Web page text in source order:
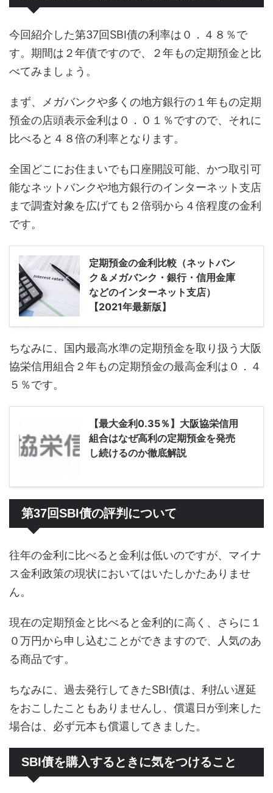
今回紹介した第37回SBI債の利率は０．４８％で
す。期間は２年債ですので、２年もの定期預金と比
べてみましょう。
まず、メガバンクや多くの地方銀行の１年もの定期
預金の店頭表示金利は０．０１％ですので、それに
比べると４８倍の利率となります。
全国どこにお住まいでも口座開設可能、かつ取引可
能なネットバンクや地方銀行のインターネット支店
まで調査対象を広げても２倍弱から４倍程度の金利
です。
定期預金の金利比較（ネットバン
ク＆メガバンク・銀行・信用金庫
などのインターネット支店）
【2021年最新版】
ちなみに、国内最高水準の定期預金を取り扱う大阪
協栄信用組合２年もの定期預金の最高金利は０．４
５％です。
【最大金利0.35％】大阪協栄信用
組合はなぜ高利の定期預金を発売
し続けるのか徹底解説
第37回SBI債の評判について
往年の金利に比べると金利は低いのですが、マイナ
ス金利政策の現状においてはいたしかたありませ
ん。
現在の定期預金と比べると金利的に高く、さらに１
０万円から申し込むことができますので、人気のあ
る商品です。
ちなみに、過去発行してきたSBI債は、利払い遅延
をおこしたこともありませんし、償還日が到来した
場合は、必ず元本も償還してきました。
SBI債を購入するときに気をつけること